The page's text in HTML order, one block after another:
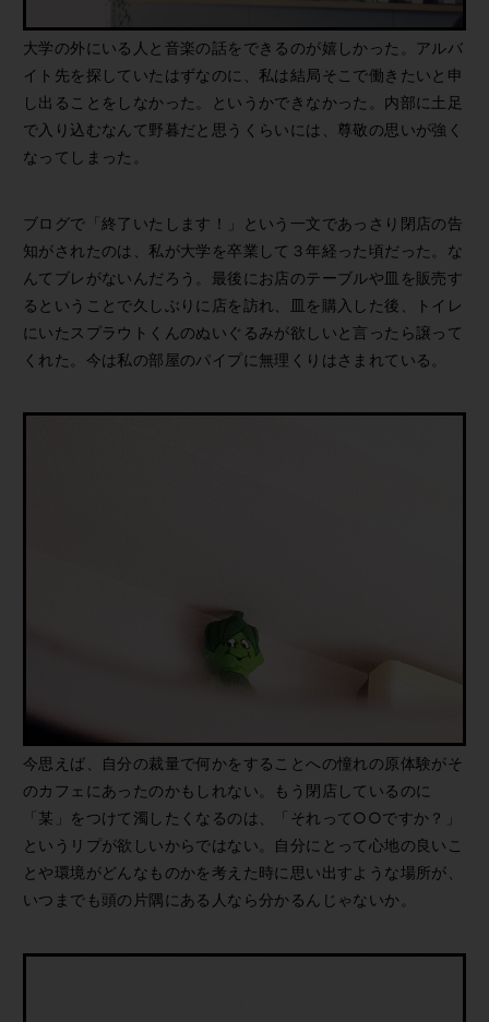
大学の外にいる人と音楽の話をできるのが嬉しかった。アルバ
イト先を探していたはずなのに、私は結局そこで働きたいと申
し出ることをしなかった。というかできなかった。内部に土足
で入り込むなんて野暮だと思うくらいには、尊敬の思いが強く
なってしまった。
ブログで「終了いたします！」という一文であっさり閉店の告
知がされたのは、私が大学を卒業して３年経った頃だった。な
んてブレがないんだろう。最後にお店のテーブルや皿を販売す
るということで久しぶりに店を訪れ、皿を購入した後、トイレ
にいたスプラウトくんのぬいぐるみが欲しいと言ったら譲って
くれた。今は私の部屋のパイプに無理くりはさまれている。
今思えば、自分の裁量で何かをすることへの憧れの原体験がそ
のカフェにあったのかもしれない。もう閉店しているのに
「某」をつけて濁したくなるのは、「それって○○ですか？」
というリプが欲しいからではない。自分にとって心地の良いこ
とや環境がどんなものかを考えた時に思い出すような場所が、
いつまでも頭の片隅にある人なら分かるんじゃないか。